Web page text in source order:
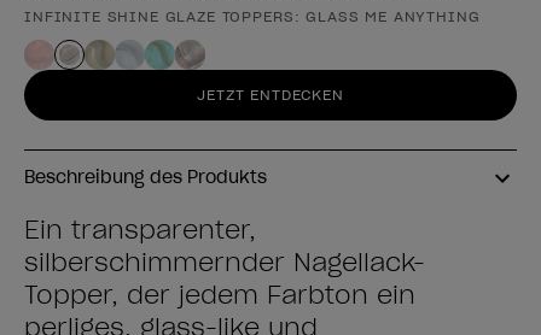
Form des Produkts
INFINITE SHINE GLAZE TOPPERS: GLASS ME ANYTHING
JETZT ENTDECKEN
Beschreibung des Produkts
Ein transparenter,
silberschimmernder Nagellack-
Topper, der jedem Farbton ein
perliges, glass-like und